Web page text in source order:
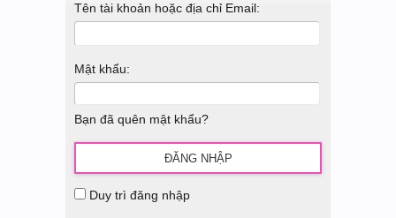
Tên tài khoản hoặc địa chỉ Email:
Mật khẩu:
Bạn đã quên mật khẩu?
Duy trì đăng nhập